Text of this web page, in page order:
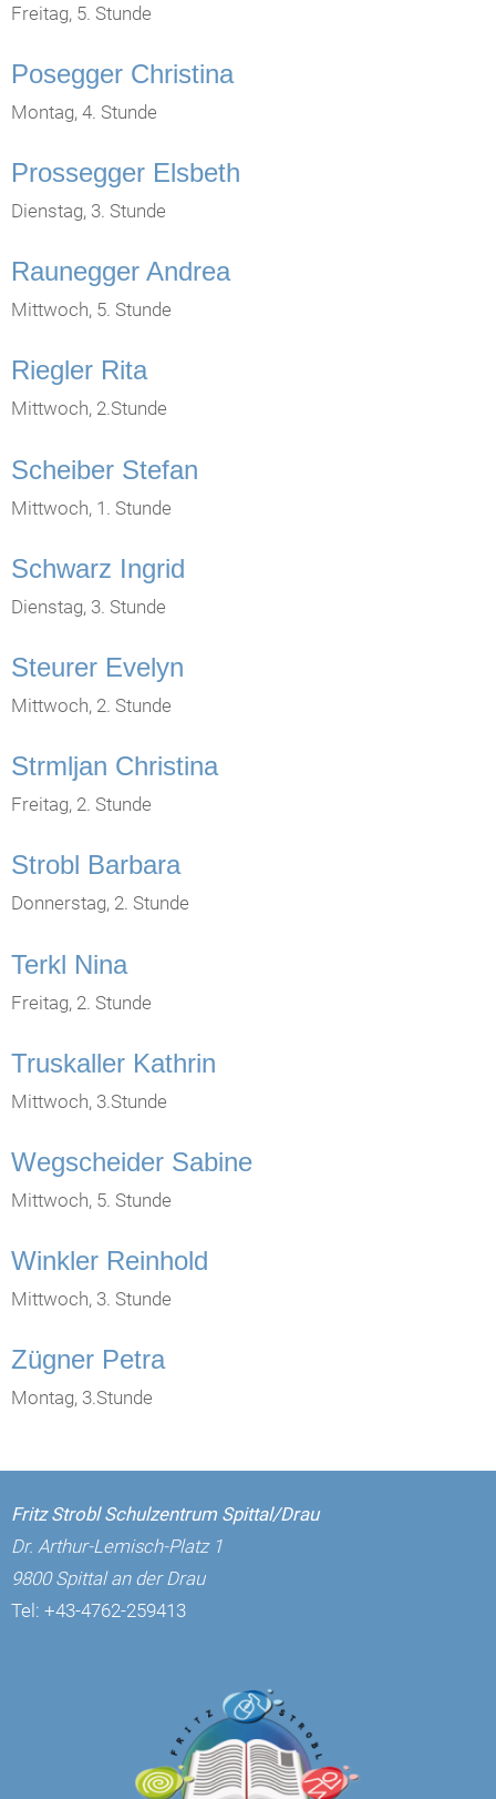
Freitag, 5. Stunde
Posegger Christina
Montag, 4. Stunde
Prossegger Elsbeth
Dienstag, 3. Stunde
Raunegger Andrea
Mittwoch, 5. Stunde
Riegler Rita
Mittwoch, 2.Stunde
Scheiber Stefan
Mittwoch, 1. Stunde
Schwarz Ingrid
Dienstag, 3. Stunde
Steurer Evelyn
Mittwoch, 2. Stunde
Strmljan Christina
Freitag, 2. Stunde
Strobl Barbara
Donnerstag, 2. Stunde
Terkl Nina
Freitag, 2. Stunde
Truskaller Kathrin
Mittwoch, 3.Stunde
Wegscheider Sabine
Mittwoch, 5. Stunde
Winkler Reinhold
Mittwoch, 3. Stunde
Zügner Petra
Montag, 3.Stunde
Fritz Strobl Schulzentrum Spittal/Drau
Dr. Arthur-Lemisch-Platz 1
9800 Spittal an der Drau
Tel: +43-4762-259413